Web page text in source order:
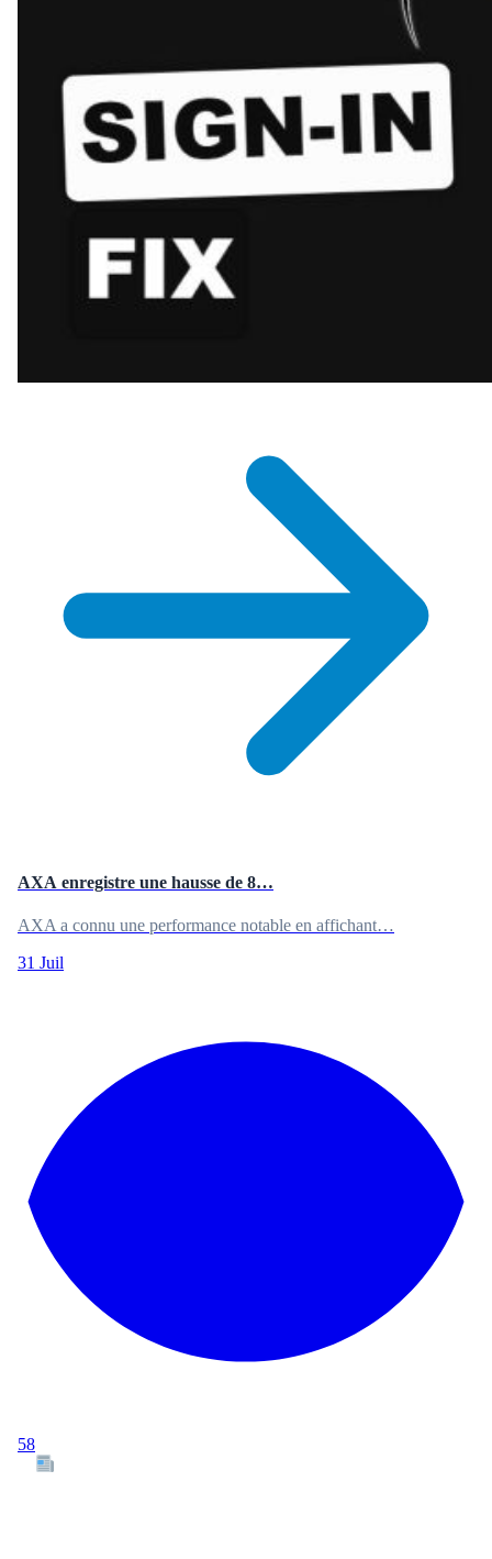
AXA enregistre une hausse de 8…
AXA a connu une performance notable en affichant…
31 Juil
58